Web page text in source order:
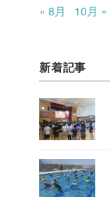
« 8月 10月 »
新着記事